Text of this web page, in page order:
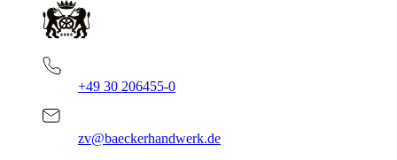
+49 30 206455-0
zv@baeckerhandwerk.de